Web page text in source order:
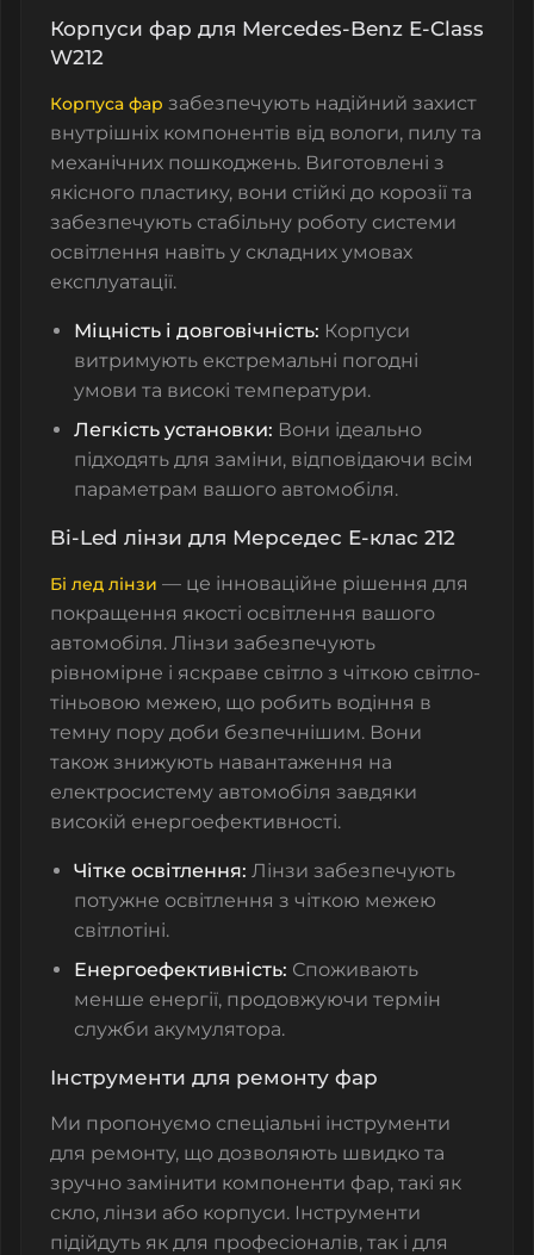
Корпуси фар для Mercedes-Benz E-Class
W212
Корпуса фар забезпечують надійний захист
внутрішніх компонентів від вологи, пилу та
механічних пошкоджень. Виготовлені з
якісного пластику, вони стійкі до корозії та
забезпечують стабільну роботу системи
освітлення навіть у складних умовах
експлуатації.
Міцність і довговічність: Корпуси
витримують екстремальні погодні
умови та високі температури.
Легкість установки: Вони ідеально
підходять для заміни, відповідаючи всім
параметрам вашого автомобіля.
Bi-Led лінзи для Мерседес Е-клас 212
Бі лед лінзи — це інноваційне рішення для
покращення якості освітлення вашого
автомобіля. Лінзи забезпечують
рівномірне і яскраве світло з чіткою світло-
тіньовою межею, що робить водіння в
темну пору доби безпечнішим. Вони
також знижують навантаження на
електросистему автомобіля завдяки
високій енергоефективності.
Чітке освітлення: Лінзи забезпечують
потужне освітлення з чіткою межею
світлотіні.
Енергоефективність: Споживають
менше енергії, продовжуючи термін
служби акумулятора.
Інструменти для ремонту фар
Ми пропонуємо спеціальні інструменти
для ремонту, що дозволяють швидко та
зручно замінити компоненти фар, такі як
скло, лінзи або корпуси. Інструменти
підійдуть як для професіоналів, так і для